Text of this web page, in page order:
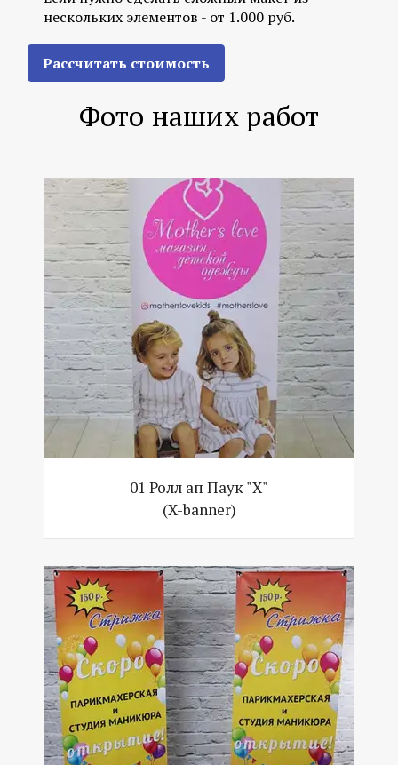
нескольких элементов - от 1.000 руб.
Рассчитать стоимость
Фото наших работ
01 Ролл ап Паук "Х"
(X-banner)